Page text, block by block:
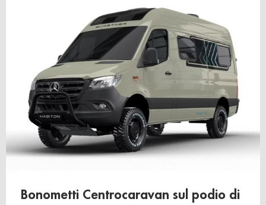
Bonometti Centrocaravan sul podio di